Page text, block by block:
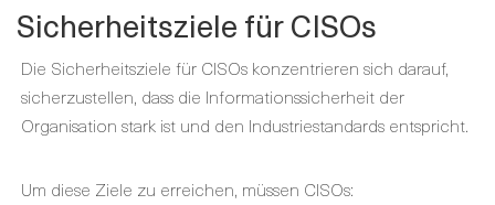
Sicherheitsziele für CISOs
Die Sicherheitsziele für CISOs konzentrieren sich darauf,
sicherzustellen, dass die Informationssicherheit der
Organisation stark ist und den Industriestandards entspricht.
Um diese Ziele zu erreichen, müssen CISOs: